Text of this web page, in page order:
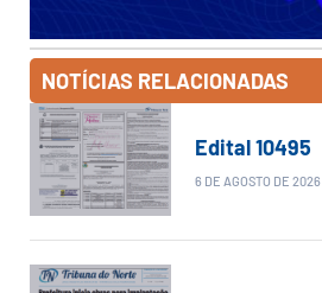
NOTÍCIAS RELACIONADAS
Edital 10495
6 DE AGOSTO DE 2026